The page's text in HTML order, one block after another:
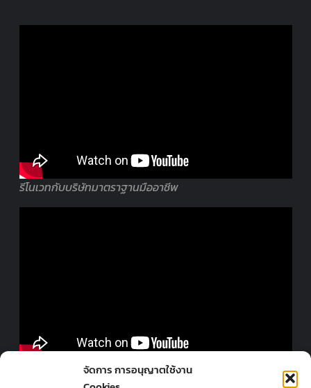
จัดการ การอนุญาตใช้งาน
รีโนเวทกับบริษัทมาตราฐานมืออาชีพ
ออกแบบร้านโดยมืออาชีพ